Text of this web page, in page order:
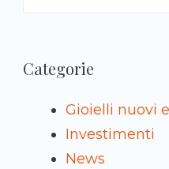
per:
Categorie
Gioielli nuovi
Investimenti
News